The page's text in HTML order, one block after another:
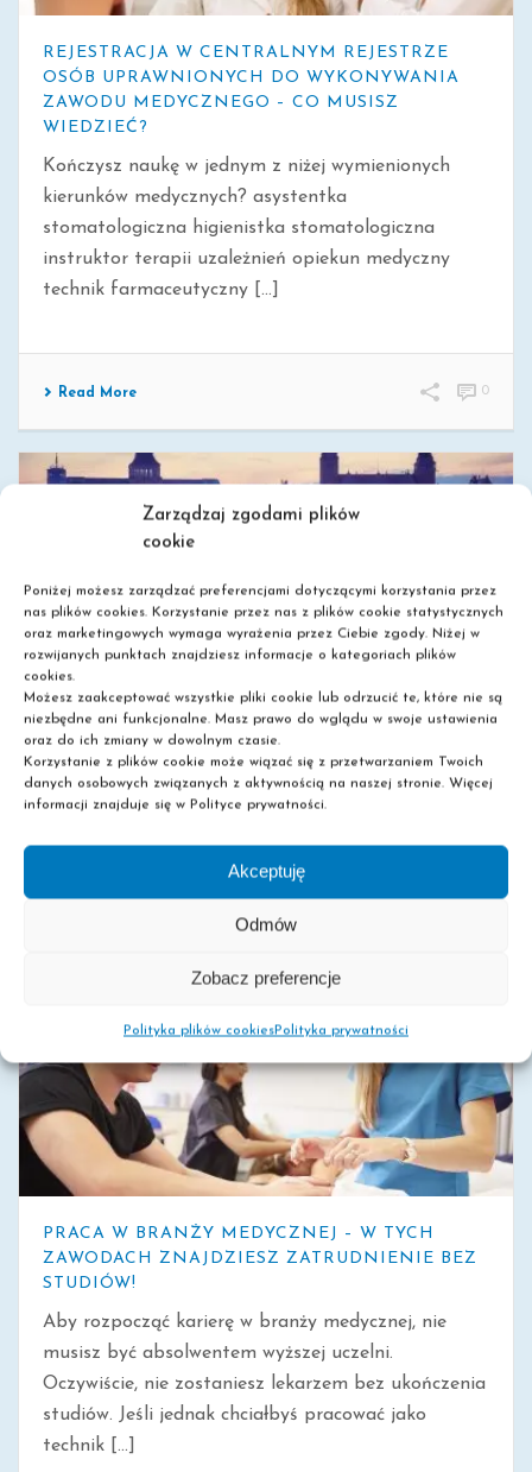
Zarządzaj zgodami plików
cookie
Poniżej możesz zarządzać preferencjami dotyczącymi korzystania przez
nas plików cookies. Korzystanie przez nas z plików cookie statystycznych
oraz marketingowych wymaga wyrażenia przez Ciebie zgody. Niżej w
rozwijanych punktach znajdziesz informacje o kategoriach plików
cookies.
Możesz zaakceptować wszystkie pliki cookie lub odrzucić te, które nie są
niezbędne ani funkcjonalne. Masz prawo do wglądu w swoje ustawienia
oraz do ich zmiany w dowolnym czasie.
Korzystanie z plików cookie może wiązać się z przetwarzaniem Twoich
danych osobowych związanych z aktywnością na naszej stronie. Więcej
informacji znajduje się w Polityce prywatności.
Akceptuję
Odmów
Zobacz preferencje
Polityka plików cookiesPolityka prywatności
REJESTRACJA W CENTRALNYM REJESTRZE
OSÓB UPRAWNIONYCH DO WYKONYWANIA
ZAWODU MEDYCZNEGO – CO MUSISZ
WIEDZIEĆ?
Kończysz naukę w jednym z niżej wymienionych
kierunków medycznych? asystentka
stomatologiczna higienistka stomatologiczna
instruktor terapii uzależnień opiekun medyczny
technik farmaceutyczny [...]
Read More 0
OTWÓRZ NOWY ROZDZIAŁ Z PASCALEM
Szczecin zaprasza! Szczecin to miasto z bogatą
historią i niepowtarzalnym klimatem. Zachwyca
szerokimi bulwarami, urokliwymi parkami i
imponującą architekturą. To miasto pełne
perspektyw, idealne [...]
PRACA W BRANŻY MEDYCZNEJ – W TYCH
ZAWODACH ZNAJDZIESZ ZATRUDNIENIE BEZ
STUDIÓW!
Aby rozpocząć karierę w branży medycznej, nie
musisz być absolwentem wyższej uczelni.
Oczywiście, nie zostaniesz lekarzem bez ukończenia
studiów. Jeśli jednak chciałbyś pracować jako
technik [...]